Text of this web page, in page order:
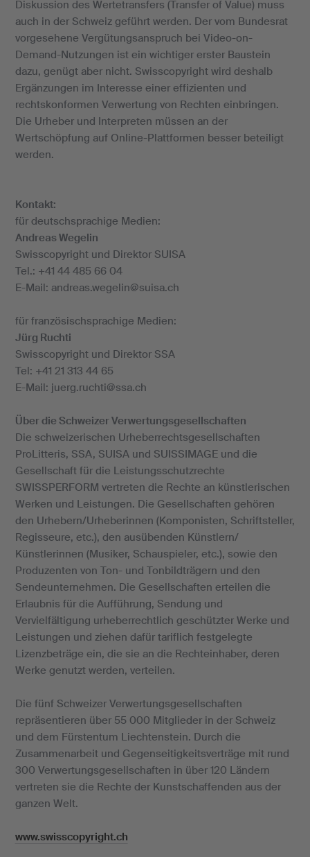
Diskussion des Wertetransfers (Transfer of Value) muss
auch in der Schweiz geführt werden. Der vom Bundesrat
vorgesehene Vergütungsanspruch bei Video-on-
Demand-Nutzungen ist ein wichtiger erster Baustein
dazu, genügt aber nicht. Swisscopyright wird deshalb
Ergänzungen im Interesse einer effizienten und
rechtskonformen Verwertung von Rechten einbringen.
Die Urheber und Interpreten müssen an der
Wertschöpfung auf Online-Plattformen besser beteiligt
werden.
Kontakt:
für deutschsprachige Medien:
Andreas Wegelin
Swisscopyright und Direktor SUISA
Tel.: +41 44 485 66 04
E-Mail: andreas.wegelin@suisa.ch
für französischsprachige Medien:
Jürg Ruchti
Swisscopyright und Direktor SSA
Tel: +41 21 313 44 65
E-Mail: juerg.ruchti@ssa.ch
Über die Schweizer Verwertungsgesellschaften
Die schweizerischen Urheberrechtsgesellschaften
ProLitteris, SSA, SUISA und SUISSIMAGE und die
Gesellschaft für die Leistungsschutzrechte
SWISSPERFORM vertreten die Rechte an künstlerischen
Werken und Leistungen. Die Gesellschaften gehören
den Urhebern/Urheberinnen (Komponisten, Schriftsteller,
Regisseure, etc.), den ausübenden Künstlern/
Künstlerinnen (Musiker, Schauspieler, etc.), sowie den
Produzenten von Ton- und Tonbildträgern und den
Sendeunternehmen. Die Gesellschaften erteilen die
Erlaubnis für die Aufführung, Sendung und
Vervielfältigung urheberrechtlich geschützter Werke und
Leistungen und ziehen dafür tariflich festgelegte
Lizenzbeträge ein, die sie an die Rechteinhaber, deren
Werke genutzt werden, verteilen.
Die fünf Schweizer Verwertungsgesellschaften
repräsentieren über 55 000 Mitglieder in der Schweiz
und dem Fürstentum Liechtenstein. Durch die
Zusammenarbeit und Gegenseitigkeitsverträge mit rund
300 Verwertungsgesellschaften in über 120 Ländern
vertreten sie die Rechte der Kunstschaffenden aus der
ganzen Welt.
www.swisscopyright.ch